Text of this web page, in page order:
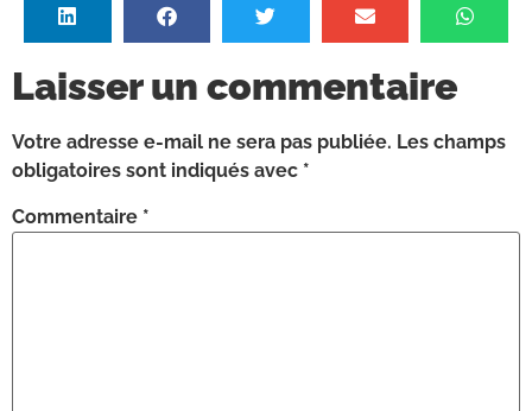
Laisser un commentaire
Votre adresse e-mail ne sera pas publiée. Les champs
obligatoires sont indiqués avec *
Commentaire *